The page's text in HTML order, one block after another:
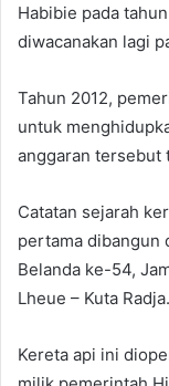
Habibie pada
diwacanakan lagi
Tahun 2012,
untuk
anggaran tersebut
Catatan sejarah
pertama dibangun
Belanda ke-54,
Lheue – Kuta Radja.
Kereta api ini